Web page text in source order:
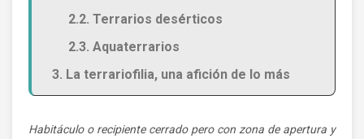
2.2. Terrarios desérticos
2.3. Aquaterrarios
3. La terrariofilia, una afición de lo más
responsable
Habitáculo o recipiente cerrado pero con zona de apertura y